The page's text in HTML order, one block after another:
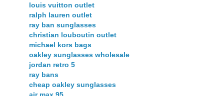
louis vuitton outlet
ralph lauren outlet
ray ban sunglasses
christian louboutin outlet
michael kors bags
oakley sunglasses wholesale
jordan retro 5
ray bans
cheap oakley sunglasses